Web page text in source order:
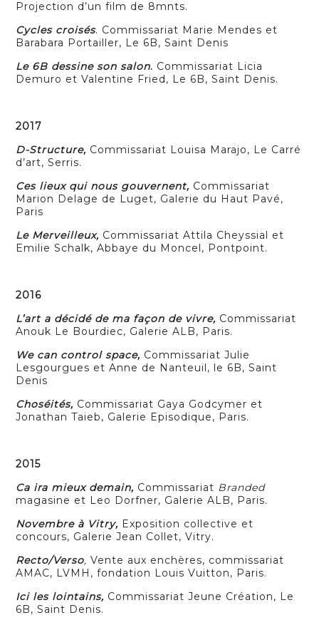
Projection d’un film de 8mnts.
Cycles croisés. Commissariat Marie Mendes et
Barabara Portailler, Le 6B, Saint Denis
Le 6B dessine son salon. Commissariat Licia
Demuro et Valentine Fried, Le 6B, Saint Denis.
2017
D-Structure, Commissariat Louisa Marajo, Le Carré
d’art, Serris.
Ces lieux qui nous gouvernent, Commissariat
Marion Delage de Luget, Galerie du Haut Pavé,
Paris
Le Merveilleux, Commissariat Attila Cheyssial et
Emilie Schalk, Abbaye du Moncel, Pontpoint.
2016
L’art a décidé de ma façon de vivre, Commissariat
Anouk Le Bourdiec, Galerie ALB, Paris.
We can control space, Commissariat Julie
Lesgourgues et Anne de Nanteuil, le 6B, Saint
Denis
Choséités, Commissariat Gaya Godcymer et
Jonathan Taieb, Galerie Episodique, Paris.
2015
Ca ira mieux demain, Commissariat Branded
magasine et Leo Dorfner, Galerie ALB, Paris.
Novembre à Vitry, Exposition collective et
concours, Galerie Jean Collet, Vitry.
Recto/Verso,Vente aux enchères, commissariat
AMAC, LVMH, fondation Louis Vuitton, Paris.
Ici les lointains, Commissariat Jeune Création, Le
6B, Saint Denis.